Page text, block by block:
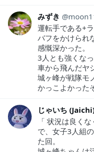
みずき
運転手である+
バフをかけられ
感慨深かった。
3人とも強くなっ
車から飛んだヤ
城ヶ峰が戦隊モ
かっこよかった
じゃいち
「 状況は良く
で、女子3人組
た回。